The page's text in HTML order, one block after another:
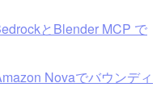
とBlender MCP で
Novaでバウンディ